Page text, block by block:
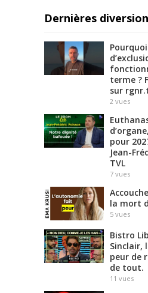
Dernières
terme ?
sur
2 vues
pour
Jean-
TVL
7 vues
la mort
5 vues
Bistro
Sinclair,
peur de
de tout.
11 vues